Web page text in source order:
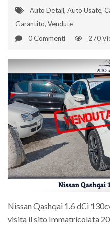
Auto Detail, Auto Usate,
Garantito, Vendute
0 Commenti
270
Nissan Qashqai 1.6 dCi
visita il sito Immatricolata